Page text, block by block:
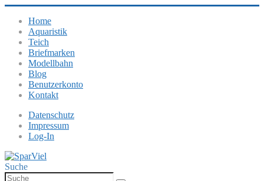
Home
Aquaristik
Teich
Briefmarken
Modellbahn
Blog
Benutzerkonto
Kontakt
Datenschutz
Impressum
Log-In
Suche